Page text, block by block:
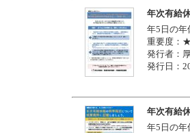
年次有給
年5日の年
重要度
発行者：
発行日：
年次有給
年5日の年